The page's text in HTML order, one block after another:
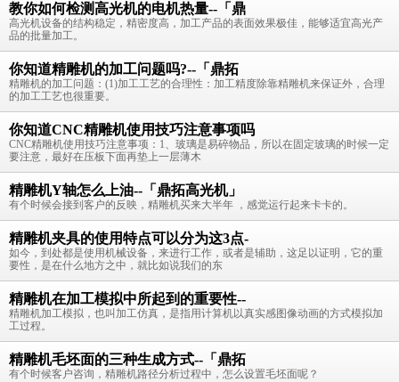
教你如何检测高光机的电机热量--「鼎
高光机设备的结构稳定，精密度高，加工产品的表面效果极佳，能够适宜高光产
品的批量加工。
你知道精雕机的加工问题吗?--「鼎拓
精雕机的加工问题：(1)加工工艺的合理性：加工精度除靠精雕机来保证外，合理
的加工工艺也很重要。
你知道CNC精雕机使用技巧注意事项吗
CNC精雕机使用技巧注意事项：1、玻璃是易碎物品，所以在固定玻璃的时候一定
要注意，最好在压板下面再垫上一层薄木
精雕机Y轴怎么上油--「鼎拓高光机」
有个时候会接到客户的反映，精雕机买来大半年 ，感觉运行起来卡卡的。
精雕机夹具的使用特点可以分为这3点-
如今，到处都是使用机械设备，来进行工作，或者是辅助，这足以证明，它的重
要性，是在什么地方之中，就比如说我们的东
精雕机在加工模拟中所起到的重要性--
精雕机加工模拟，也叫加工仿真，是指用计算机以真实感图像动画的方式模拟加
工过程。
精雕机毛坯面的三种生成方式--「鼎拓
有个时候客户咨询，精雕机路径分析过程中，怎么设置毛坯面呢？